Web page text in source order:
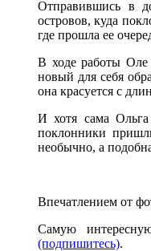
Отправившись в
островов, куда
где прошла ее
В ходе работы Оле
новый для себя
она красуется с
И хотя сама Ольга
поклонники
необычно, а
Впечатлением от
Самую
(подпишитесь).